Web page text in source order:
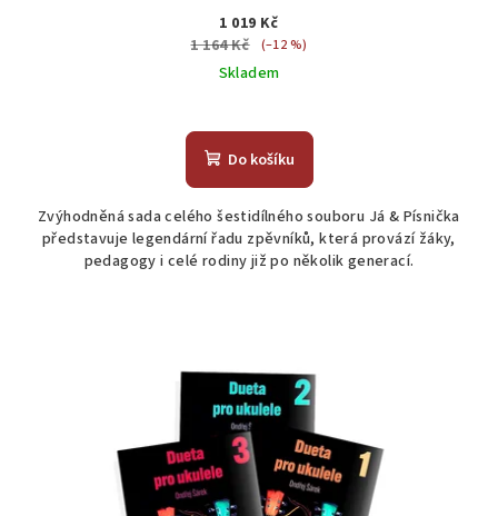
1 019 Kč
1 164 Kč
(–12 %)
Skladem
Do košíku
Zvýhodněná sada celého šestidílného souboru Já & Písnička
představuje legendární řadu zpěvníků, která provází žáky,
pedagogy i celé rodiny již po několik generací.